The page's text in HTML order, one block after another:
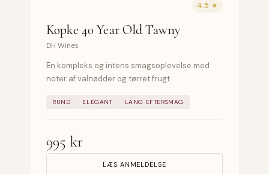
4.5 ★
Kopke 40 Year Old Tawny
DH Wines
En kompleks og intens smagsoplevelse med
noter af valnødder og tørret frugt.
RUND ELEGANT LANG EFTERSMAG
995 kr
LÆS ANMELDELSE